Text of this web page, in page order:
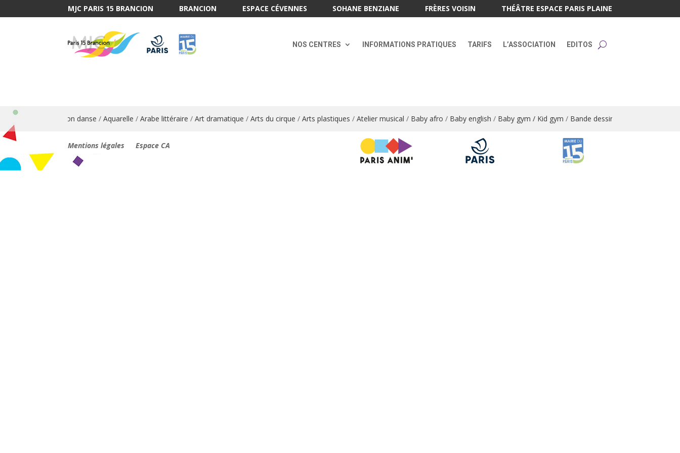
MJC PARIS 15 BRANCION BRANCION ESPACE CÉVENNES SOHANE BENZIANE FRÈRES VOISIN THÉÂTRE ESPACE PARIS PLAINE
NOS CENTRES INFORMATIONS PRATIQUES TARIFS L’ASSOCIATION EDITOS
Animation danse/ Aquarelle/ Arabe littéraire/ Art dramatique/ Arts du cirque/ Arts plastiques/ Atelier musical/ Baby afro/ Baby english/ Baby gym / Kid gym/ Bande dessinée
Mentions légales Espace CA